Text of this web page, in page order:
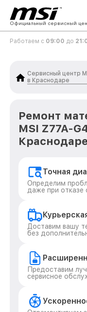
Официальный сервисный
Работаем с 09:00 до
Сервисный центр
в Краснодаре
Ремонт
MSI Z77A-
Точная
Определим
даже при отказе
Доставим вашу
без
Предоставим
сервисное